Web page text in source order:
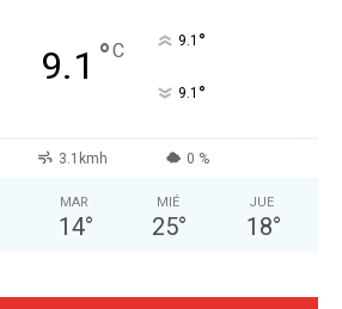
9.1 °C 9.1 °
9.1 °
3.1kmh 0 %
MAR
14°
MIÉ
25°
JUE
18°